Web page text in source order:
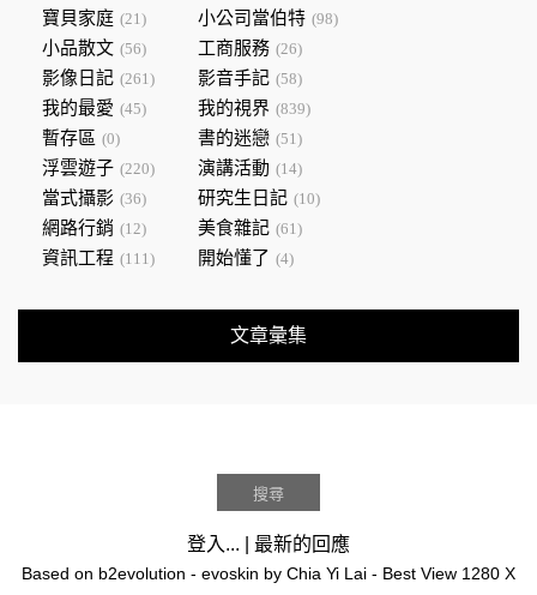
寶貝家庭 (21) 小公司當伯特 (98)
小品散文 (56) 工商服務 (26)
影像日記 (261) 影音手記 (58)
我的最愛 (45) 我的視界 (839)
暫存區 (0) 書的迷戀 (51)
浮雲遊子 (220) 演講活動 (14)
當式攝影 (36) 研究生日記 (10)
網路行銷 (12) 美食雜記 (61)
資訊工程 (111) 開始懂了 (4)
文章彙集
登入... 最新的回應
Based on b2evolution - evoskin by Chia Yi Lai - Best View 1280 X